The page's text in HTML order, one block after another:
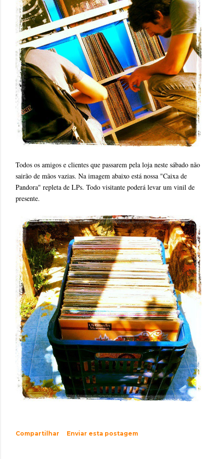
Todos os amigos e clientes que passarem pela loja neste sábado não
sairão de mãos vazias. Na imagem abaixo está nossa "Caixa de
Pandora" repleta de LPs. Todo visitante poderá levar um vinil de
presente.
Compartilhar Enviar esta postagem